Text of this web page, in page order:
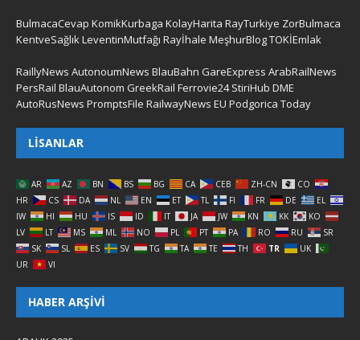
BulmacaCevap KomikKurbaga KolayHarita RayTurkiye ZorBulmaca
KentveSağlıkLeventinMutfağı Rayİhale MeşhurBlogTOKİEmlak
RaillyNews AutonoumNews BlauBahn GareExpress ArabRailNews
PersRail BlauAutonom GreekRail Ferrovie24 StiriHub DME
AutoRusNews PromptsFile RailwayNews EU Podgorica Today
LISANLAR
AR AZ BN BS BG CA CEB ZH-CN
CO
HR
CS DA NL EN ET TL FI FR DE
EL
IW
HI HU IS ID IT JA JW KN KK
KO
LV
LT MS ML NO PL PT PA RO RU
SR
SK
SL ES SV TG TA TE TH TR
UK
UR
VI
HABER ARŞIVI